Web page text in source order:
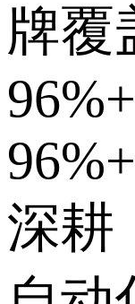
牌覆
96%+
96%+
深耕